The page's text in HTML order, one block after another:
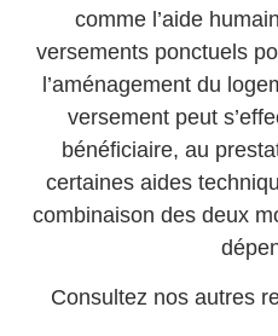
comme l’aide
versements ponctuels
l’aménagement du
versement peut
bénéficiaire, au
certaines aides
combinaison des deux
Consultez nos autres